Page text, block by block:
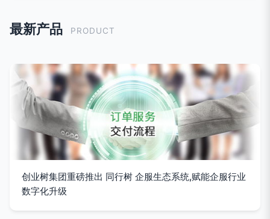
最新产品 PRODUCT
创业树集团重磅推出 同行树 企服生态系统,赋能企服行业
数字化升级